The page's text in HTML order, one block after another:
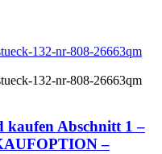
kaufen Abschnitt 1 –
–